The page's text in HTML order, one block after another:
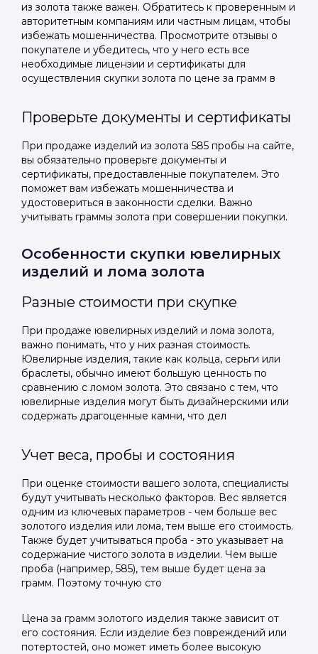
из золота также важен. Обратитесь к проверенным и
авторитетным компаниям или частным лицам, чтобы
избежать мошенничества. Просмотрите отзывы о
покупателе и убедитесь, что у него есть все
необходимые лицензии и сертификаты для
осуществления скупки золота по цене за грамм в
Проверьте документы и сертификаты
При продаже изделий из золота 585 пробы на сайте,
вы обязательно проверьте документы и
сертификаты, предоставленные покупателем. Это
поможет вам избежать мошенничества и
удостовериться в законности сделки. Важно
учитывать граммы золота при совершении покупки.
Особенности скупки ювелирных
изделий и лома золота
Разные стоимости при скупке
При продаже ювелирных изделий и лома золота,
важно понимать, что у них разная стоимость.
Ювелирные изделия, такие как кольца, серьги или
браслеты, обычно имеют большую ценность по
сравнению с ломом золота. Это связано с тем, что
ювелирные изделия могут быть дизайнерскими или
содержать драгоценные камни, что дел
Учет веса, пробы и состояния
При оценке стоимости вашего золота, специалисты
будут учитывать несколько факторов. Вес является
одним из ключевых параметров - чем больше вес
золотого изделия или лома, тем выше его стоимость.
Также будет учитываться проба - это указывает на
содержание чистого золота в изделии. Чем выше
проба (например, 585), тем выше будет цена за
грамм. Поэтому точную сто
Цена за грамм золотого изделия также зависит от
его состояния. Если изделие без повреждений или
потертостей, оно может иметь более высокую